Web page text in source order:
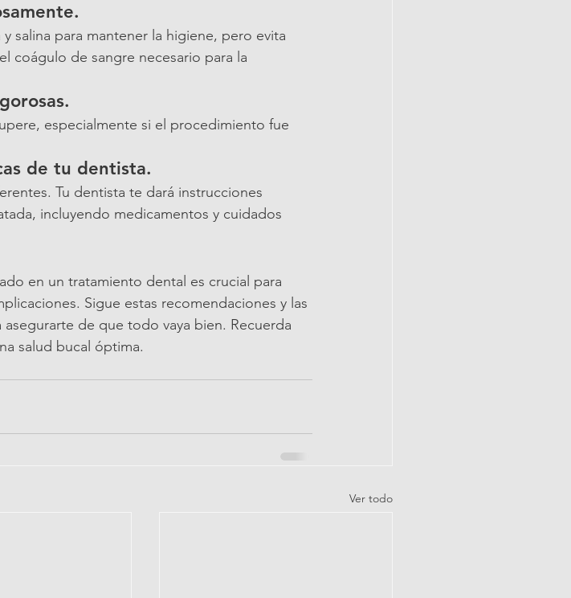
salina para mantener la higiene, pero evita
coágulo de sangre necesario para la
especialmente si el procedimiento fue
de tu dentista.
Tu dentista te dará instrucciones
incluyendo medicamentos y cuidados
en un tratamiento dental es crucial para
Sigue estas recomendaciones y las
de que todo vaya bien. Recuerda
salud bucal óptima.
Ver todo